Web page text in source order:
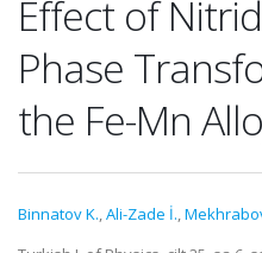
Effect of
Phase
the Fe-Mn
Binnatov K.,Ali-Zade İ.,